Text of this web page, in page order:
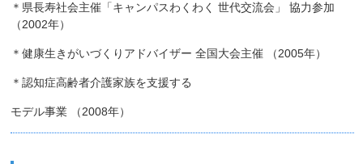
＊県長寿社会主催「キャンパスわくわく 世代交流会」 協力参加
（2002年）
＊健康生きがいづくりアドバイザー 全国大会主催 （2005年）
＊認知症高齢者介護家族を支援する
モデル事業 （2008年）